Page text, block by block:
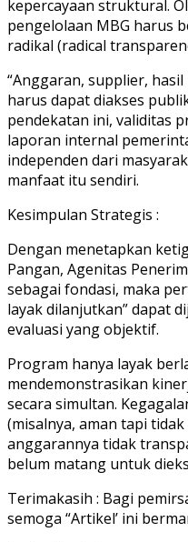
kepercayaan struktural.
pengelolaan MBG harus
radikal (radical
“Anggaran, supplier,
harus dapat diakses
pendekatan ini, validitas
laporan internal
independen dari
manfaat itu sendiri.
Kesimpulan Strategis :
Dengan menetapkan
Pangan, Agenitas
sebagai fondasi, maka
layak dilanjutkan” dapat
evaluasi yang objektif.
Program hanya layak
mendemonstrasikan
secara simultan.
(misalnya, aman tapi
anggarannya tidak
belum matang untuk
Terimakasih : Bagi
semoga “Artikel’ ini